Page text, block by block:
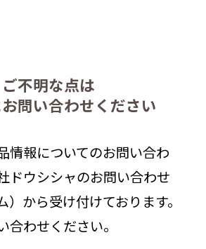
ご不明な点は
問い合わせください
情報についてのお問い合わ
ドウシシャのお問い合わせ
）から受け付けております。
合わせください。